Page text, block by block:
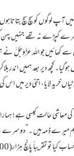
لوگوں کو سچ سچ
کپڑے نہ تھے جنہیں
کھائیں جو اللہ
کچھ دیر بعد ہمیں
خرید لایا، اتنی دیر
حالت کیسی ہے !